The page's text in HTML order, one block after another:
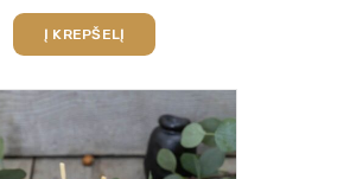
Į KREPŠELĮ